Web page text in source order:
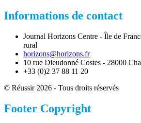
Informations de contact
Journal Horizons Centre - Île de
rural
horizons@horizons.fr
10 rue Dieudonné Costes - 28000
+33 (0)2 37 88 11 20
© Réussir 2026 - Tous droits réservés
Footer Copyright